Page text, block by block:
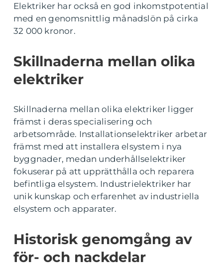
Elektriker har också en god inkomstpotential
med en genomsnittlig månadslön på cirka
32 000 kronor.
Skillnaderna mellan olika
elektriker
Skillnaderna mellan olika elektriker ligger
främst i deras specialisering och
arbetsområde. Installationselektriker arbetar
främst med att installera elsystem i nya
byggnader, medan underhållselektriker
fokuserar på att upprätthålla och reparera
befintliga elsystem. Industrielektriker har
unik kunskap och erfarenhet av industriella
elsystem och apparater.
Historisk genomgång av
för- och nackdelar